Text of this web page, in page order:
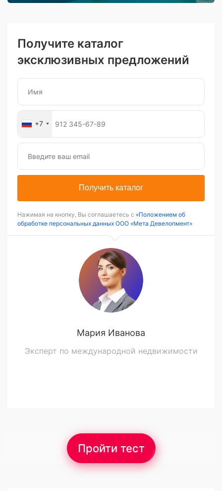
Получите каталог
эксклюзивных предложений
+7
Получить каталог
Нажимая на кнопку, Вы соглашаетесь с «Положением об
обработке персональных данных ООО «Мета Девелопмент»
Мария Иванова
Эксперт по международной недвижимости
Пройти тест